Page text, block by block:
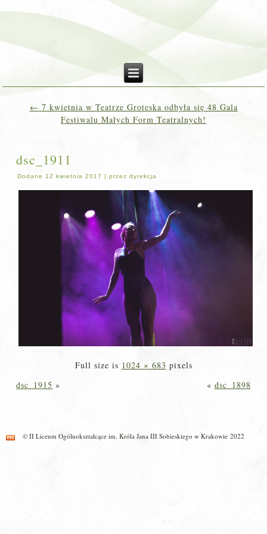
← 7 kwietnia w Teatrze Groteska odbyła się 48 Gala
Festiwalu Małych Form Teatralnych!
dsc_1911
Dodane 12 kwietnia 2017 |przez dyrekcja
Full size is 1024 × 683 pixels
dsc_1915 » « dsc_1898
© II Liceum Ogólnokształcące im. Króla Jana III Sobieskiego w Krakowie 2022